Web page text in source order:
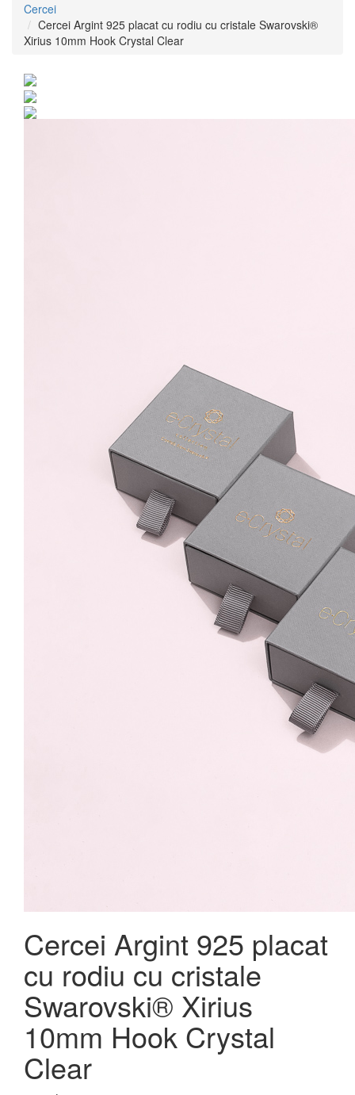
Cercei
Cercei Argint 925 placat cu rodiu cu cristale Swarovski®
Xirius 10mm Hook Crystal Clear
Swarovski® Xirius 10mm
Hook Crystal Clear
Cercei Argint 925 placat
cu rodiu cu cristale
Swarovski® Xirius
10mm Hook Crystal
Clear